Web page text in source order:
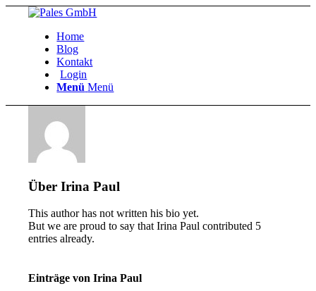
Home
Blog
Kontakt
Login
Menü Menü
ÜberIrina Paul
This author has not written his bio yet.
But we are proud to say thatIrina Paul contributed 5
entries already.
Einträge von Irina Paul